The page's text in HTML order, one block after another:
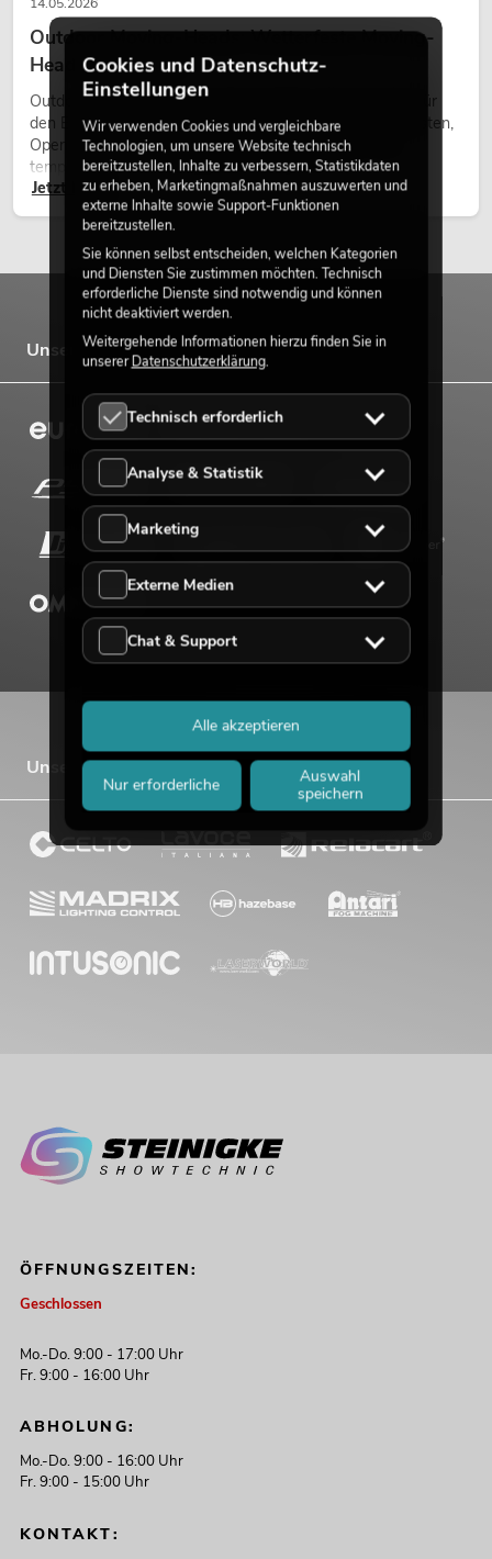
Outdoor Moving-Heads: Wetterfeste Moving-
Heads bei Events
Outdoor Moving-Heads sind bewegliche Scheinwerfer für
den Einsatz im Freien. Sie werden bei Festivals, Stadtfesten,
Open-Air-Konzerten, Architekturinszenierungen und
temporären Außeninstallationen eingesetzt.
Jetzt lesen
Unsere Marken
Unsere Vertriebsmarken
ÖFFNUNGSZEITEN:
Geschlossen
Mo.-Do. 9:00 - 17:00 Uhr
Fr. 9:00 - 16:00 Uhr
ABHOLUNG:
Mo.-Do. 9:00 - 16:00 Uhr
Fr. 9:00 - 15:00 Uhr
KONTAKT:
Cookies und Datenschutz-
Einstellungen
Wir verwenden Cookies und vergleichbare
Technologien, um unsere Website technisch
bereitzustellen, Inhalte zu verbessern, Statistikdaten
zu erheben, Marketingmaßnahmen auszuwerten und
externe Inhalte sowie Support-Funktionen
bereitzustellen.
Sie können selbst entscheiden, welchen Kategorien
und Diensten Sie zustimmen möchten. Technisch
erforderliche Dienste sind notwendig und können
nicht deaktiviert werden.
Weitergehende Informationen hierzu finden Sie in
unsererDatenschutzerklärung.
Technisch erforderlich
Analyse & Statistik
Marketing
Externe Medien
Chat & Support
Nur erforderliche
Auswahl
speichern
Alle akzeptieren